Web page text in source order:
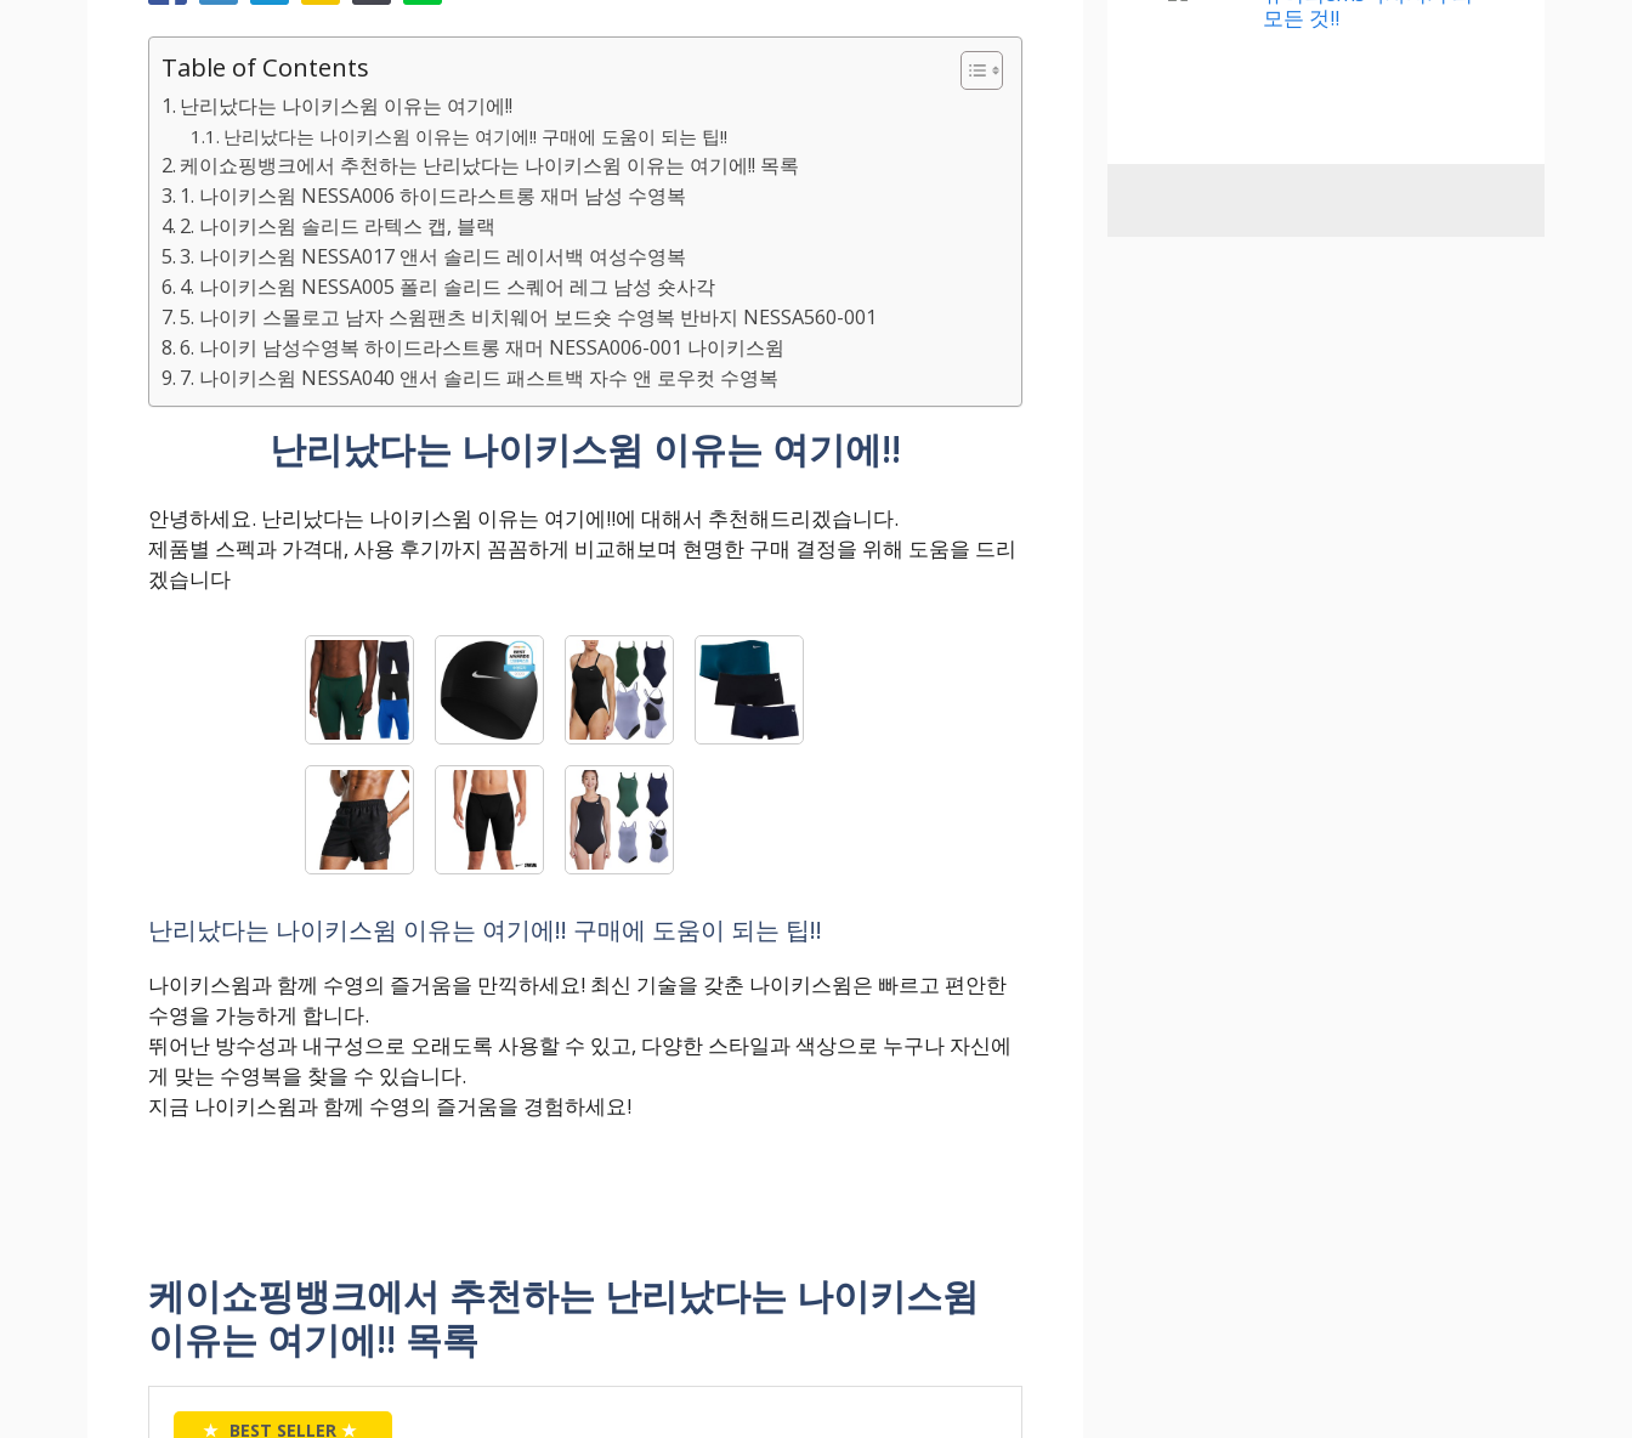
Table of Contents
난리났다는 나이키스윔 이유는 여기에!!
난리났다는 나이키스윔 이유는 여기에!! 구매에 도움이 되는 팁!!
케이쇼핑뱅크에서 추천하는 난리났다는 나이키스윔 이유는 여기에!! 목록
1. 나이키스윔 NESSA006 하이드라스트롱 재머 남성 수영복
2. 나이키스윔 솔리드 라텍스 캡, 블랙
3. 나이키스윔 NESSA017 앤서 솔리드 레이서백 여성수영복
4. 나이키스윔 NESSA005 폴리 솔리드 스퀘어 레그 남성 숏사각
5. 나이키 스몰로고 남자 스윔팬츠 비치웨어 보드숏 수영복 반바지 NESSA560-001
6. 나이키 남성수영복 하이드라스트롱 재머 NESSA006-001 나이키스윔
7. 나이키스윔 NESSA040 앤서 솔리드 패스트백 자수 앤 로우컷 수영복
난리났다는 나이키스윔 이유는 여기에!!
안녕하세요. 난리났다는 나이키스윔 이유는 여기에!!에 대해서 추천해드리겠습니다.
제품별 스펙과 가격대, 사용 후기까지 꼼꼼하게 비교해보며 현명한 구매 결정을 위해 도움을 드리
겠습니다
난리났다는 나이키스윔 이유는 여기에!! 구매에 도움이 되는 팁!!
나이키스윔과 함께 수영의 즐거움을 만끽하세요! 최신 기술을 갖춘 나이키스윔은 빠르고 편안한
수영을 가능하게 합니다.
뛰어난 방수성과 내구성으로 오래도록 사용할 수 있고, 다양한 스타일과 색상으로 누구나 자신에
게 맞는 수영복을 찾을 수 있습니다.
지금 나이키스윔과 함께 수영의 즐거움을 경험하세요!
케이쇼핑뱅크에서 추천하는 난리났다는 나이키스윔
이유는 여기에!! 목록
★ BEST SELLER ★
모든 것!!